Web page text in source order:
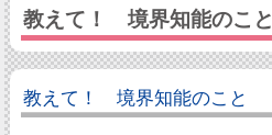
教えて！ 境界知能のこと
教えて！ 境界知能のこと